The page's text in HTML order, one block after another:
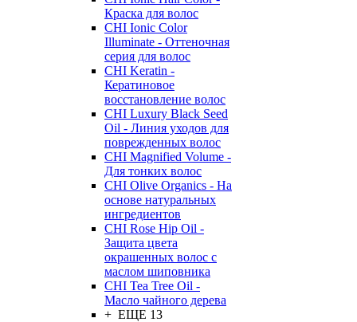
Краска для волос
CHI Ionic Color
Illuminate - Оттеночная
серия для волос
CHI Keratin -
Кератиновое
восстановление волос
CHI Luxury Black Seed
Oil - Линия уходов для
поврежденных волос
CHI Magnified Volume -
Для тонких волос
CHI Olive Organics - На
основе натуральных
ингредиентов
CHI Rose Hip Oil -
Защита цвета
окрашенных волос с
маслом шиповника
CHI Tea Tree Oil -
Масло чайного дерева
+ ЕЩЕ 13